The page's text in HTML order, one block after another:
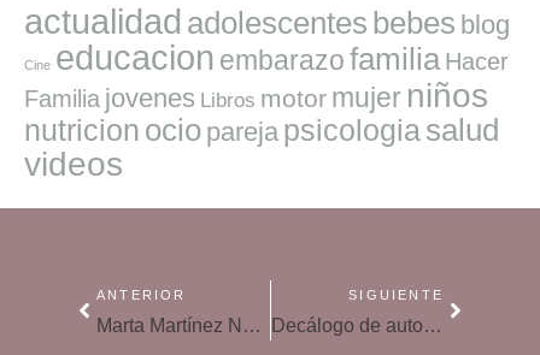
actualidad adolescentes bebes blog
Cine educacion embarazofamilia Hacer
Familia jovenes Libros motor mujer niños
nutricion ocio pareja psicologiasalud
videos
ANTERIOR
Marta Martínez Novoa: «La chica buena será el personaje secundario de su propia vida en lugar de la protagonista»
SIGUIENTE
Decálogo de autocuidado emocional: 10 pasos hacia el bienestar interior